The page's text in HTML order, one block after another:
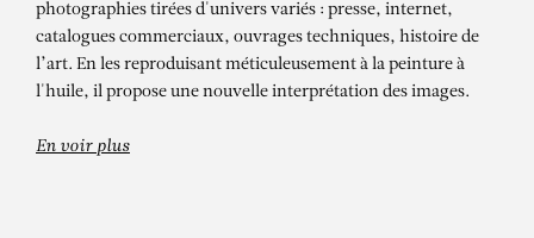
ULRICH LAMSFUSS
photographies tirées d'univers variés : presse, internet,
catalogues commerciaux, ouvrages techniques, histoire de
l’art. En les reproduisant méticuleusement à la peinture à
l'huile, il propose une nouvelle interprétation des images.
En voir plus